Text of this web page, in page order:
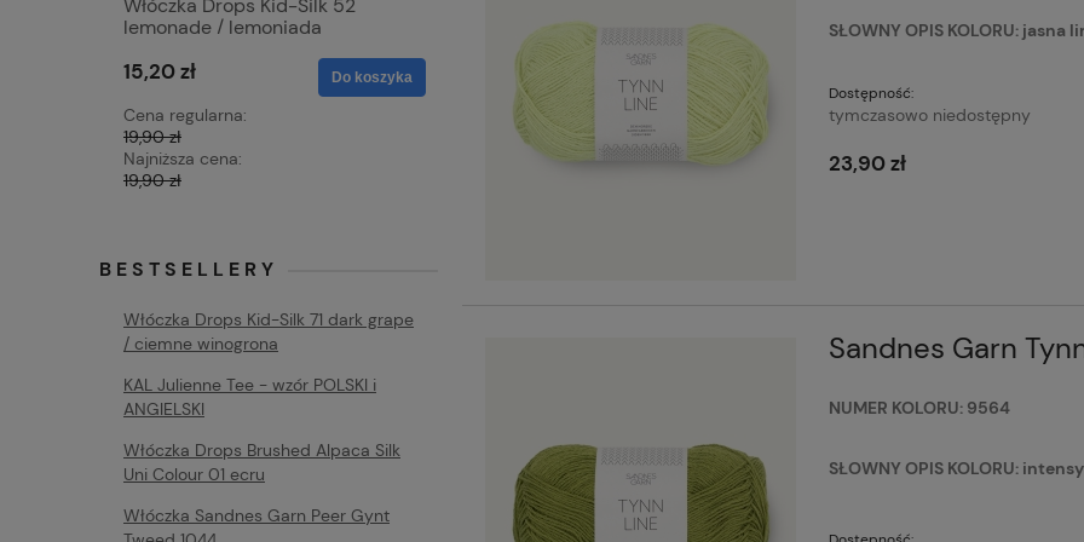
Włóczka Drops Kid-Silk 52
lemonade / lemoniada
15,20 zł
Cena regularna:
19,90 zł
Najniższa cena:
19,90 zł
Do koszyka
moonlight / światło księżyca
15,20 zł
Cena regularna:
19,90 zł
Najniższa cena:
Do koszyka
Włóczka Drops Kid-Silk 71 dark
grape / ciemne winogrona
Cena regularna:
Najniższa cena:
19,90 zł
BESTSELLERY
Włóczka Drops Kid-Silk 71 dark grape
/ ciemne winogrona
KAL Julienne Tee - wzór POLSKI i
ANGIELSKI
Włóczka Drops Brushed Alpaca Silk
Uni Colour 01 ecru
Włóczka Sandnes Garn Peer Gynt
SŁOWNY OPIS KOLORU:
Dostępność:
tymczasowo niedostępny
23,90 zł
Sandnes Garn
NUMER KOLORU: 9564
SŁOWNY OPIS KOLORU: